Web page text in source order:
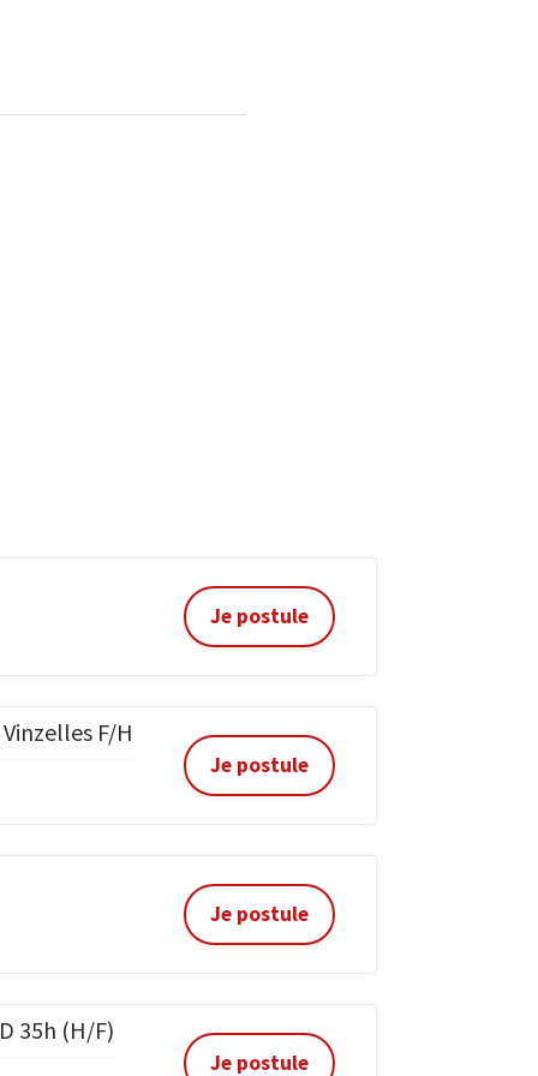
Je postule
F/H
Je postule
Je postule
35h (H/F)
Je postule